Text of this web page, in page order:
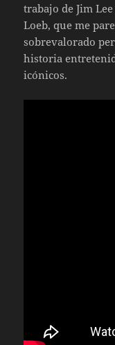
trabajo de Jim
Loeb, que me
sobrevalorado
historia
icónicos.